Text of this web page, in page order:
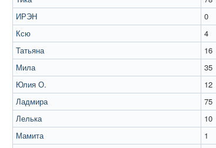
ИРЭН
0
Ксю
4
Татьяна
16
Мила
35
Юлия О.
12
Ладмира
75
Лелька
10
Мамита
1